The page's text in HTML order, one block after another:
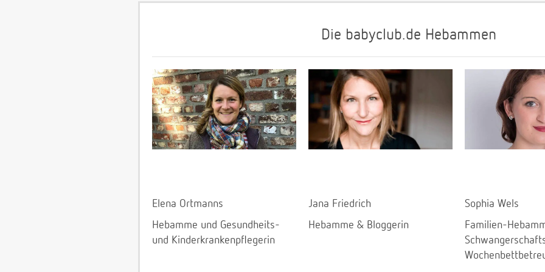
Die babyclub.de Hebammen
Elena Ortmanns
Hebamme und Gesundheits-
und Kinderkrankenpflegerin
Jana Friedrich
Hebamme & Bloggerin
Sophia Wels
Familien-